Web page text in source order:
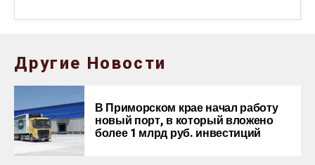
Другие Новости
В Приморском крае начал работу
новый порт, в который вложено
более 1 млрд руб. инвестиций